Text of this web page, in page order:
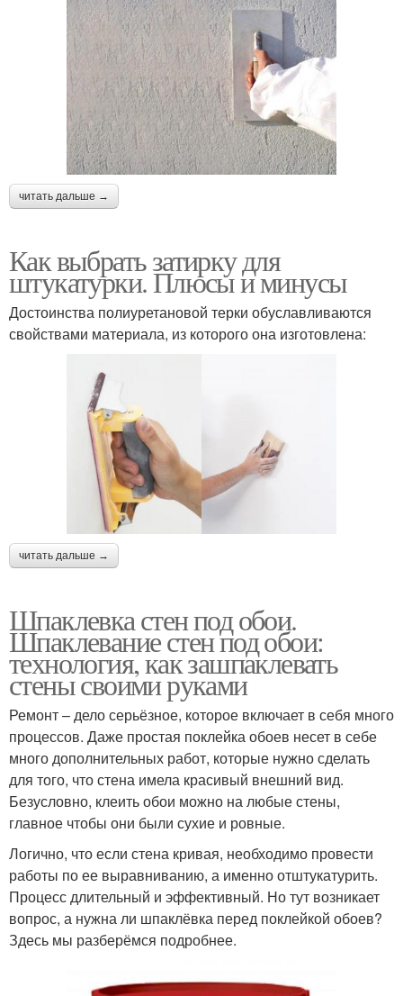
читать дальше →
Как выбрать затирку для
штукатурки. Плюсы и минусы
Достоинства полиуретановой терки обуславливаются
свойствами материала, из которого она изготовлена:
читать дальше →
Шпаклевка стен под обои.
Шпаклевание стен под обои:
технология, как зашпаклевать
стены своими руками
Ремонт – дело серьёзное, которое включает в себя много
процессов. Даже простая поклейка обоев несет в себе
много дополнительных работ, которые нужно сделать
для того, что стена имела красивый внешний вид.
Безусловно, клеить обои можно на любые стены,
главное чтобы они были сухие и ровные.
Логично, что если стена кривая, необходимо провести
работы по ее выравниванию, а именно отштукатурить.
Процесс длительный и эффективный. Но тут возникает
вопрос, а нужна ли шпаклёвка перед поклейкой обоев?
Здесь мы разберёмся подробнее.